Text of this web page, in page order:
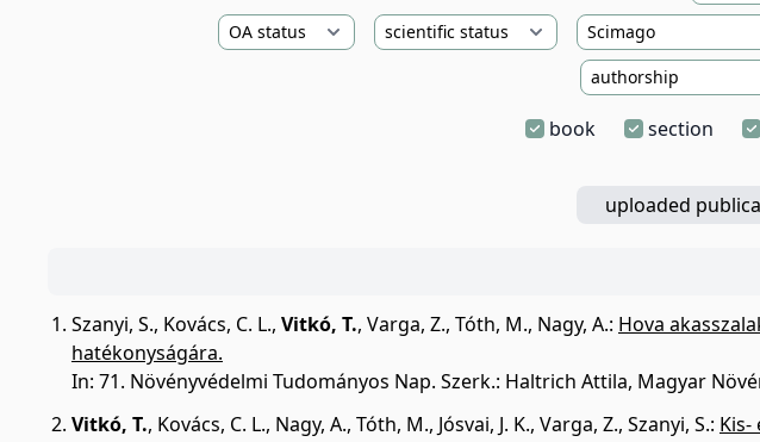
book section
uploaded
Szanyi, S., Kovács, C. L., Vitkó, T., Varga, Z., Tóth, M., Nagy, A.: Hova
hatékonyságára.
In: 71. Növényvédelmi Tudományos Nap. Szerk.: Haltrich Attila, Magyar
Vitkó, T., Kovács, C. L., Nagy, A., Tóth, M., Jósvai, J. K., Varga, Z., Szanyi, S.: